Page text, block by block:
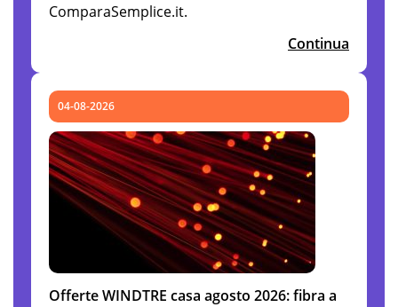
ComparaSemplice.it.
Continua
04-08-2026
Offerte WINDTRE casa agosto 2026: fibra a